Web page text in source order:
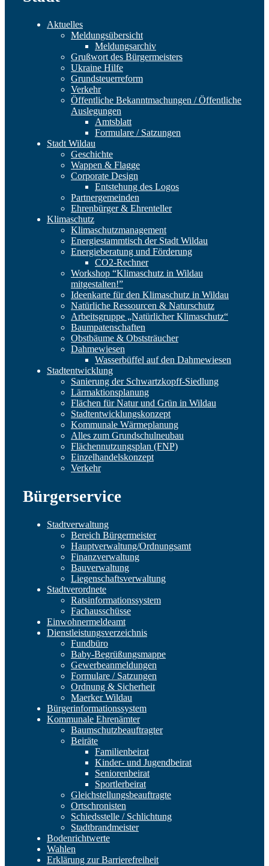
Aktuelles
Meldungsübersicht
Meldungsarchiv
Grußwort des Bürgermeisters
Ukraine Hilfe
Grundsteuerreform
Verkehr
Öffentliche Bekanntmachungen / Öffentliche
Auslegungen
Amtsblatt
Formulare / Satzungen
Stadt Wildau
Geschichte
Wappen & Flagge
Corporate Design
Entstehung des Logos
Partnergemeinden
Ehrenbürger & Ehrenteller
Klimaschutz
Klimaschutzmanagement
Energiestammtisch der Stadt Wildau
Energieberatung und Förderung
CO2-Rechner
Workshop “Klimaschutz in Wildau
mitgestalten!”
Ideenkarte für den Klimaschutz in Wildau
Natürliche Ressourcen & Naturschutz
Arbeitsgruppe „Natürlicher Klimaschutz“
Baumpatenschaften
Obstbäume & Obststräucher
Dahmewiesen
Wasserbüffel auf den Dahmewiesen
Stadtentwicklung
Sanierung der Schwartzkopff-Siedlung
Lärmaktionsplanung
Flächen für Natur und Grün in Wildau
Stadtentwicklungskonzept
Kommunale Wärmeplanung
Alles zum Grundschulneubau
Flächennutzungsplan (FNP)
Einzelhandelskonzept
Verkehr
Bürgerservice
Stadtverwaltung
Bereich Bürgermeister
Hauptverwaltung/Ordnungsamt
Finanzverwaltung
Bauverwaltung
Liegenschaftsverwaltung
Stadtverordnete
Ratsinformationssystem
Fachausschüsse
Einwohnermeldeamt
Dienstleistungsverzeichnis
Fundbüro
Baby-Begrüßungsmappe
Gewerbeanmeldungen
Formulare / Satzungen
Ordnung & Sicherheit
Maerker Wildau
Bürgerinformationssystem
Kommunale Ehrenämter
Baumschutzbeauftragter
Beiräte
Familienbeirat
Kinder- und Jugendbeirat
Seniorenbeirat
Sportlerbeirat
Gleichstellungsbeauftragte
Ortschronisten
Schiedsstelle / Schlichtung
Stadtbrandmeister
Bodenrichtwerte
Wahlen
Erklärung zur Barrierefreiheit